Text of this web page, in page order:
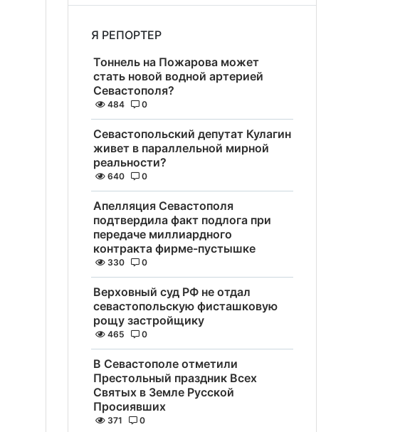
Я РЕПОРТЕР
Тоннель на Пожарова может
стать новой водной артерией
Севастополя?
484 0
Севастопольский депутат Кулагин
живет в параллельной мирной
реальности?
640 0
Апелляция Севастополя
подтвердила факт подлога при
передаче миллиардного
контракта фирме-пустышке
330 0
Верховный суд РФ не отдал
севастопольскую фисташковую
рощу застройщику
465 0
В Севастополе отметили
Престольный праздник Всех
Святых в Земле Русской
Просиявших
371 0